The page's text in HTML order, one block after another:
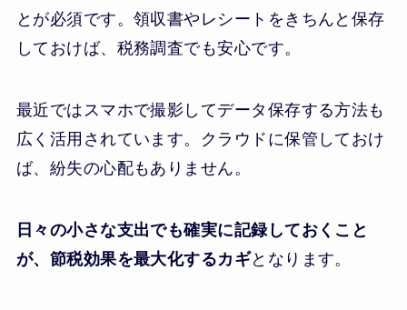
とが必須です。領収書やレシートをきちんと保存
しておけば、税務調査でも安心です。
最近ではスマホで撮影してデータ保存する方法も
広く活用されています。クラウドに保管しておけ
ば、紛失の心配もありません。
日々の小さな支出でも確実に記録しておくこと
が、節税効果を最大化するカギとなります。